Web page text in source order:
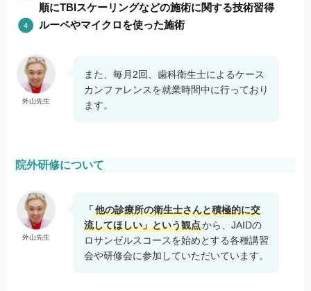
順にTBIスケーリングなどの施術に関する技術習得
ルーペやマイクロを使った施術
外山先生
また、毎月2回、歯科衛生士によるケース
カンファレンスを就業時間中に行っており
ます。
院外研修について
外山先生
「他の診療所の衛生士さんと積極的に交
流してほしい」という観点から、JAIDの
ロサンゼルスコースを始めとする各種講習
会や研修会に参加していただいています。